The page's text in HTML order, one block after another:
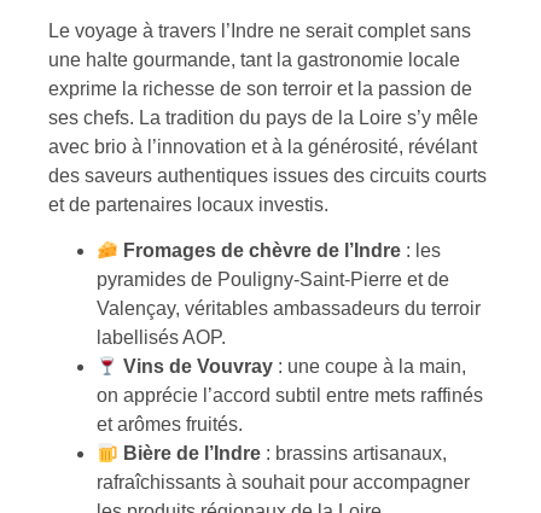
Le voyage à travers l’Indre ne serait complet sans
une halte gourmande, tant la gastronomie locale
exprime la richesse de son terroir et la passion de
ses chefs. La tradition du pays de la Loire s’y mêle
avec brio à l’innovation et à la générosité, révélant
des saveurs authentiques issues des circuits courts
et de partenaires locaux investis.
Fromages de chèvre de l’Indre : les
pyramides de Pouligny-Saint-Pierre et de
Valençay, véritables ambassadeurs du terroir
labellisés AOP.
Vins de Vouvray : une coupe à la main,
on apprécie l’accord subtil entre mets raffinés
et arômes fruités.
Bière de l’Indre : brassins artisanaux,
rafraîchissants à souhait pour accompagner